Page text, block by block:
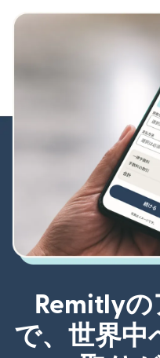
Remitly
で、世界中